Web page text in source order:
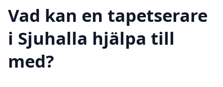
Vad kan en tapetserare
i Sjuhalla hjälpa till
med?